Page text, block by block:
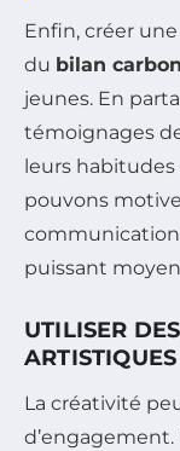
Enfin, créer
du bilan
jeunes. En
témoignages
leurs
pouvons
puissant
UTILISER
ARTISTIQUES
La créativité
d’engagement.